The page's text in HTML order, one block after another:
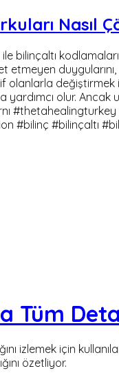
Nasıl
bilinçaltı
olanlarla
olur.
#bilinç #bilinçaltı
Tüm
izlemek için
özetliyor.